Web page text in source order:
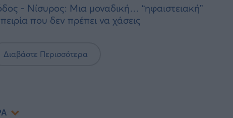
- Νίσυρος: Μια μοναδική… “ηφαιστειακή”
που δεν πρέπει να χάσεις
Διαβάστε Περισσότερα